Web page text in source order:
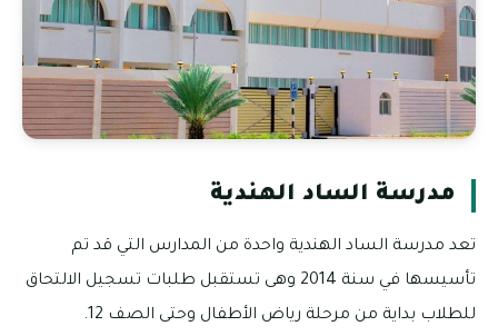
مدرسة الساد الهندية
تعد مدرسة الساد الهندية واحدة من المدارس التي قد تم
تأسيسها في سنة 2014 وهى تستقبل طلبات تسجيل الالتحاق
للطلاب بداية من مرحلة رياض الأطفال وحتى الصف 12.